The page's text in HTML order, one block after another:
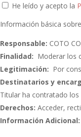
He leído y acepto la
Información básica
Responsable: COTO
Finalidad: Moderar los
Legitimación: Por
Destinatarios y
Titular ha contratado
Derechos: Acceder,
Información Adicional: